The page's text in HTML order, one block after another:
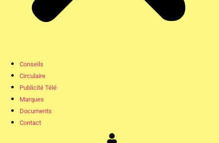
Conseils
Circulaire
Publicité Télé
Marques
Documents
Contact